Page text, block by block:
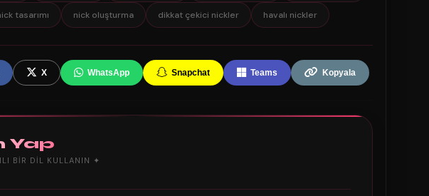
tasarımı nick oluşturma dikkat çekici nickler havalı nickler
X WhatsApp Snapchat Teams Kopyala
Yap
BIR DIL KULLANIN ✦